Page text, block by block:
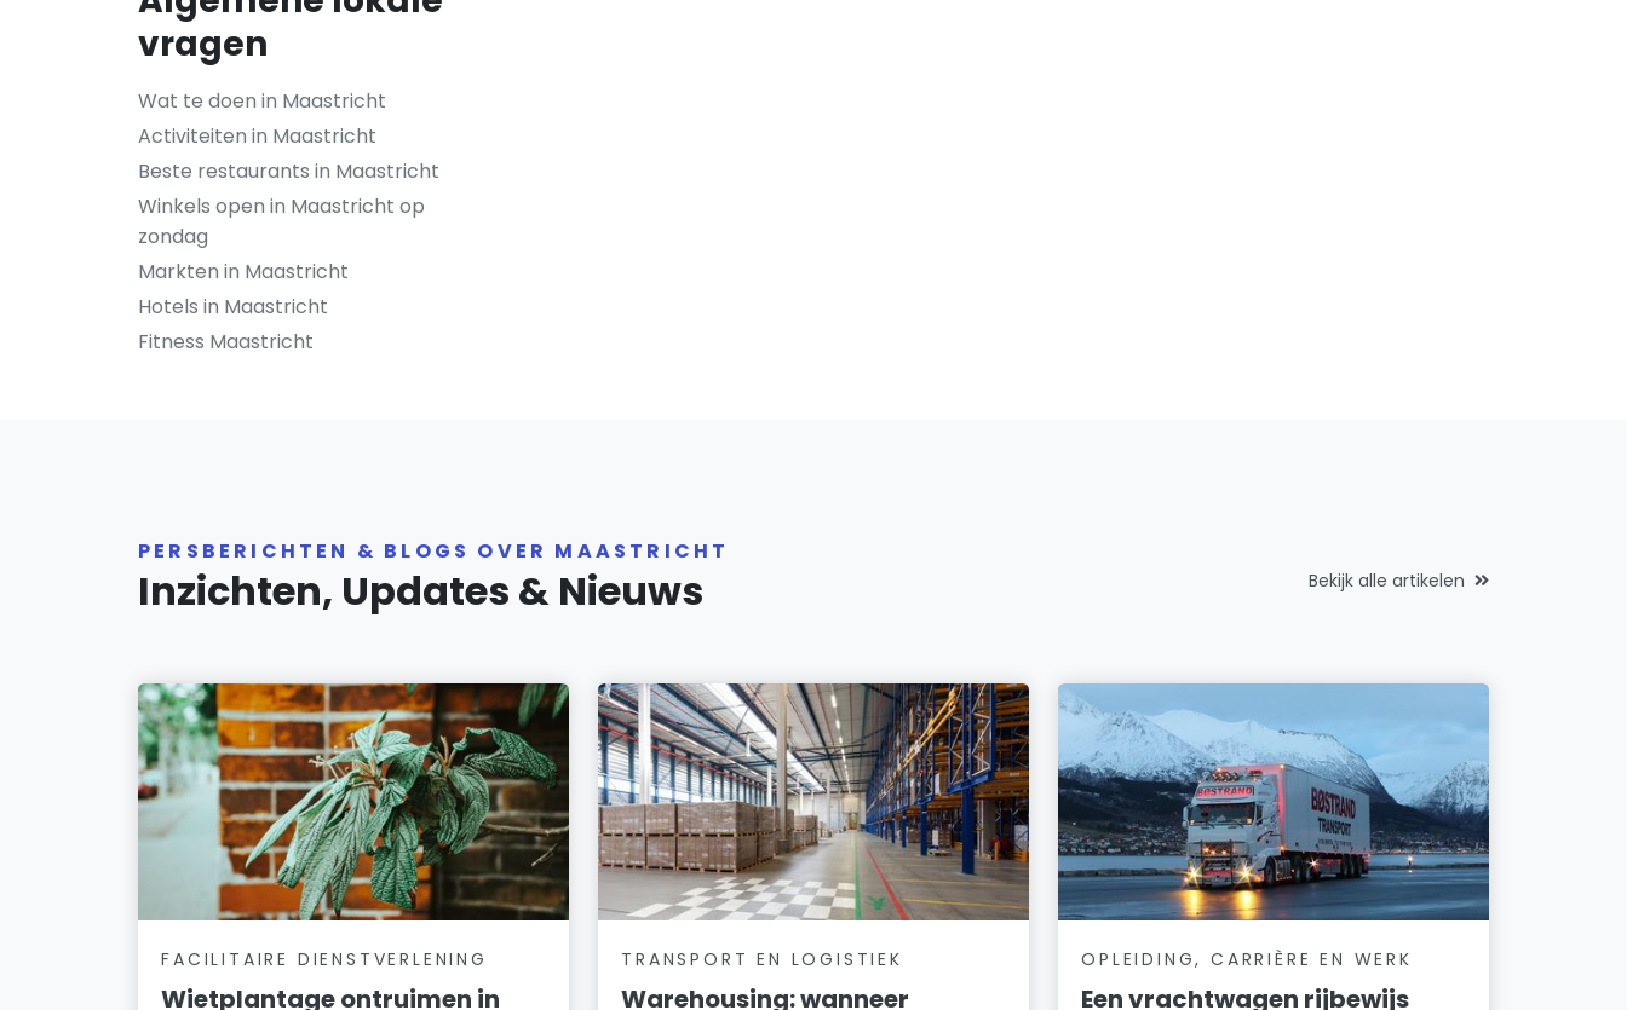
vragen
Wat te doen in Maastricht
Activiteiten in Maastricht
Beste restaurants in Maastricht
Winkels open in Maastricht op
zondag
Markten in Maastricht
Hotels in Maastricht
Fitness Maastricht
PERSBERICHTEN & BLOGS OVER MAASTRICHT
Inzichten, Updates & Nieuws Bekijk alle artikelen
FACILITAIRE DIENSTVERLENING
Wietplantage ontruimen in
TRANSPORT EN LOGISTIEK
Warehousing: wanneer
OPLEIDING, CARRIÈRE EN WERK
Een vrachtwagen rijbewijs